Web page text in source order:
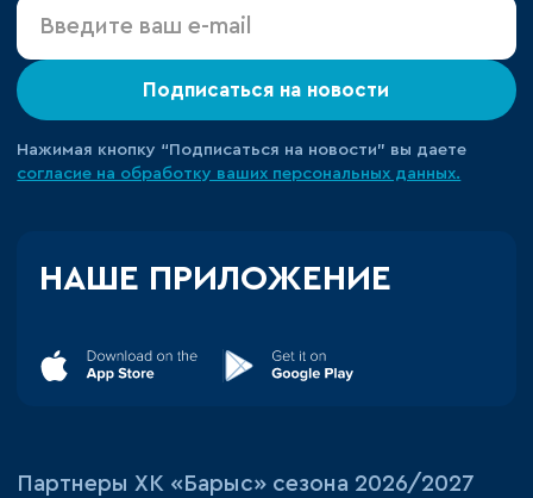
Подписаться на новости
Нажимая кнопку “Подписаться на новости” вы даете
согласие на обработку ваших персональных данных.
НАШЕ ПРИЛОЖЕНИЕ
Партнеры ХК «Барыс» сезона 2026/2027